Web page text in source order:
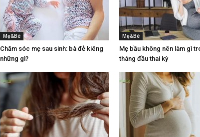
Mẹ&Bé
Chăm sóc mẹ sau sinh: bà đẻ kiêng
những gì?
Mẹ&Bé
Mẹ bầu không nên làm gì
tháng đầu thai kỳ